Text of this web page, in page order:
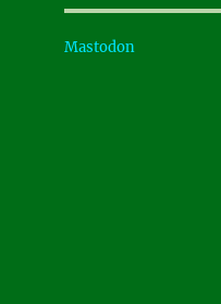
Mastodon